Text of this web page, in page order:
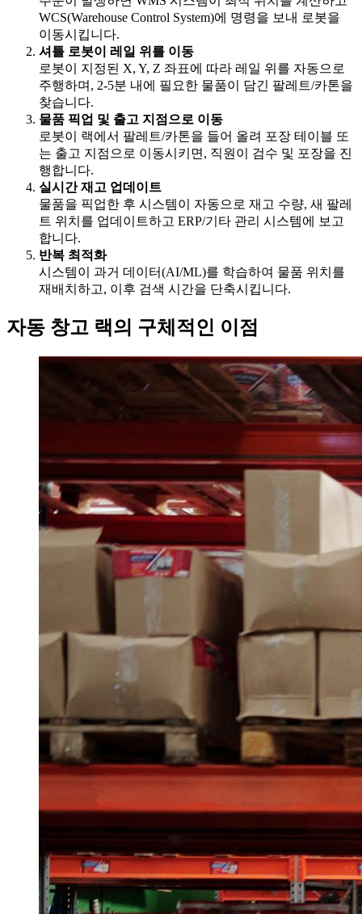
WCS(Warehouse Control System)에 명령을 보내 로봇을
이동시킵니다.
셔틀 로봇이 레일 위를 이동
로봇이 지정된 X, Y, Z 좌표에 따라 레일 위를 자동으로
주행하며, 2-5분 내에 필요한 물품이 담긴 팔레트/카톤을
찾습니다.
물품 픽업 및 출고 지점으로 이동
로봇이 랙에서 팔레트/카톤을 들어 올려 포장 테이블 또
는 출고 지점으로 이동시키면, 직원이 검수 및 포장을 진
행합니다.
실시간 재고 업데이트
물품을 픽업한 후 시스템이 자동으로 재고 수량, 새 팔레
트 위치를 업데이트하고 ERP/기타 관리 시스템에 보고
합니다.
반복 최적화
시스템이 과거 데이터(AI/ML)를 학습하여 물품 위치를
재배치하고, 이후 검색 시간을 단축시킵니다.
자동 창고 랙의 구체적인 이점